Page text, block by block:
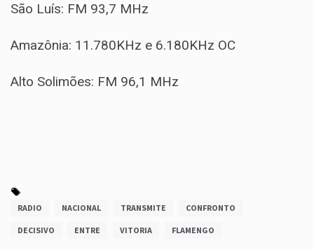
São Luís: FM 93,7 MHz
Amazônia: 11.780KHz e 6.180KHz OC
Alto Solimões: FM 96,1 MHz
RADIO NACIONAL TRANSMITE CONFRONTO
DECISIVO ENTRE VITORIA FLAMENGO